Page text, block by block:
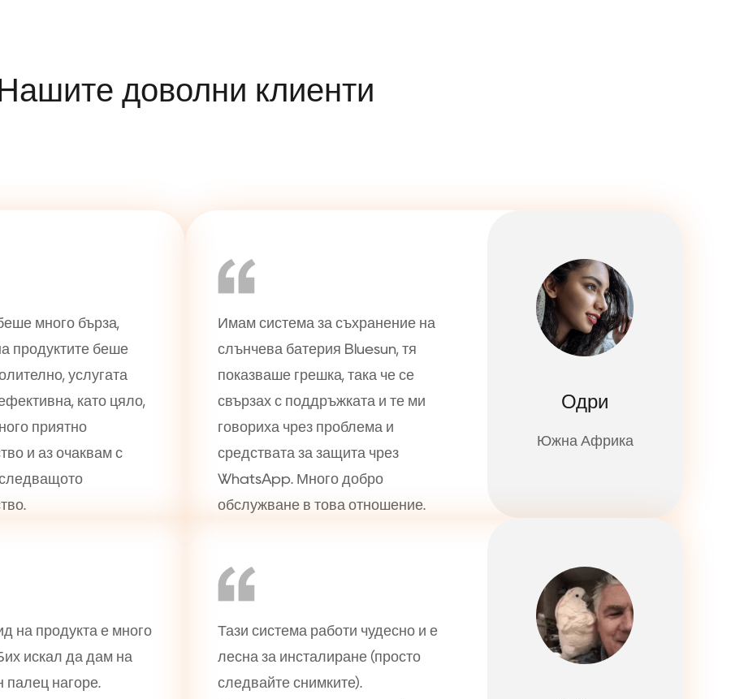
Нашите доволни клиенти
много бърза,
продуктите беше
услугата
като цяло,
приятно
и аз очаквам с
Имам система за съхранение на
слънчева батерия Bluesun, тя
показваше грешка, така че се
свързах с поддръжката и те ми
говориха чрез проблема и
средствата за защита чрез
WhatsApp. Много добро
обслужване в това отношение.
Одри
Южна Африка
на продукта е много
искал да дам на
палец нагоре.
Тази система работи чудесно и е
лесна за инсталиране (просто
следвайте снимките).